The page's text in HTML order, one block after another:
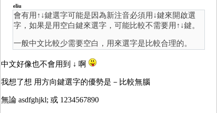
eliu
會有用↑↓鍵選字可能是因為新注音必須用↓鍵來開啟選
字，如果是用空白鍵來選字，可能比較不需要用↑↓鍵。
一般中文比較少需要空白，用來選字是比較合理的。
中文好像也不會用到 ↓ 啊
我想了想 用方向鍵選字的優勢是－比較無腦
無論 asdfghjkl; 或 1234567890